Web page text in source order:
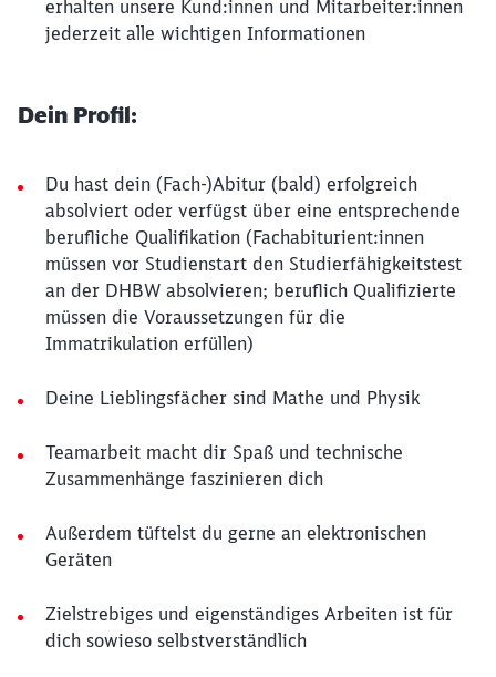
erhalten unsere Kund:innen und Mitarbeiter:innen
jederzeit alle wichtigen Informationen
Dein Profil:
Du hast dein (Fach-)Abitur (bald) erfolgreich
absolviert oder verfügst über eine entsprechende
berufliche Qualifikation (Fachabiturient:innen
müssen vor Studienstart den Studierfähigkeitstest
an der DHBW absolvieren; beruflich Qualifizierte
müssen die Voraussetzungen für die
Immatrikulation erfüllen)
Deine Lieblingsfächer sind Mathe und Physik
Teamarbeit macht dir Spaß und technische
Zusammenhänge faszinieren dich
Außerdem tüftelst du gerne an elektronischen
Geräten
Zielstrebiges und eigenständiges Arbeiten ist für
dich sowieso selbstverständlich